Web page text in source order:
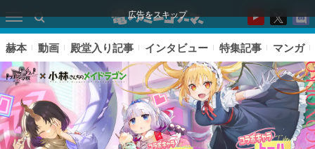
広告をスキップ
赫本 動画 殿堂入り記事 インタビュー 特集記事 マンガ